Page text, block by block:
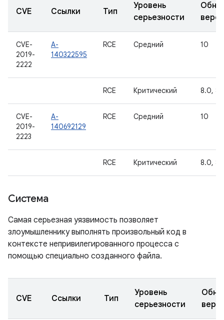
CVE Ссылки Тип
Уровень
серьезности
CVE-
2019-
2222
A-
140322595
RCE Средний 10
RCE Критический 8.0,
CVE-
2019-
2223
A-
140692129
RCE Средний 10
RCE Критический 8.0,
Система
Самая серьезная уязвимость позволяет
злоумышленнику выполнять произвольный код в
контексте непривилегированного процесса с
помощью специально созданного файла.
CVE Ссылки Тип
Уровень
серьезности